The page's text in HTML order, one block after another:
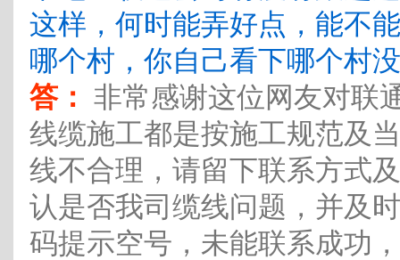
这样，何时能弄好点，能不
哪个村，你自己看下哪个村
答： 非常感谢这位网友对联
线缆施工都是按施工规范及
线不合理，请留下联系方式
认是否我司缆线问题，并及
码提示空号，未能联系成功